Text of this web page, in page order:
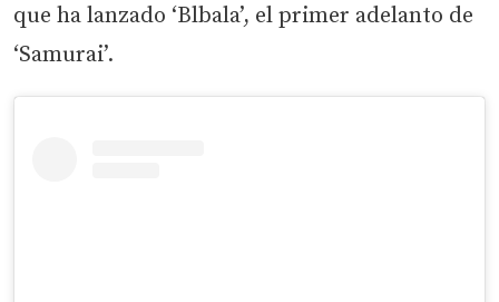
que ha lanzado ‘Blbala’, el primer adelanto de
‘Samurai’.